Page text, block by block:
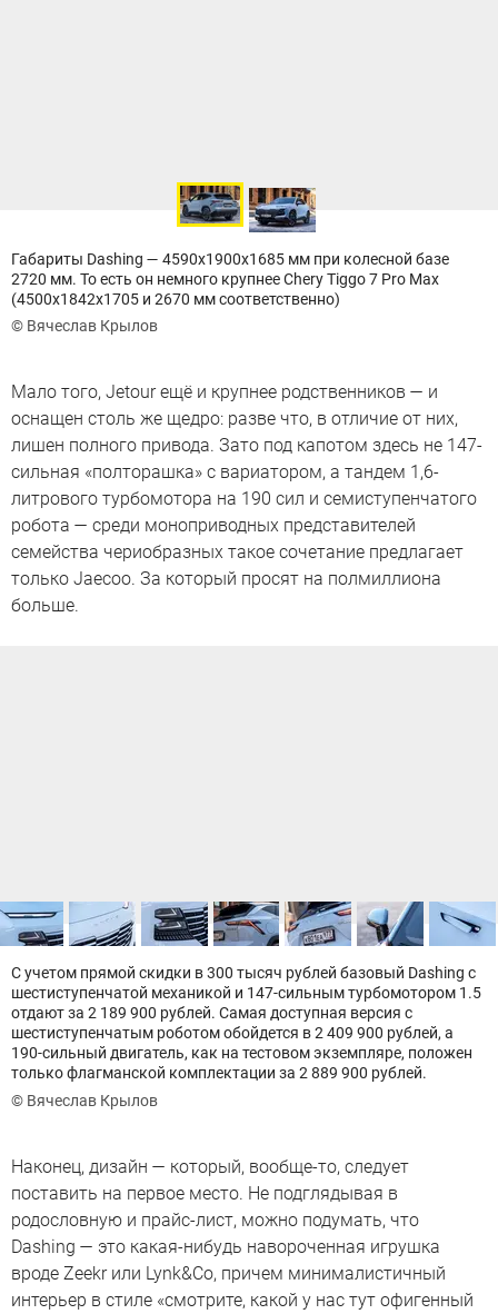
Габариты Dashing — 4590x1900x1685 мм при колесной базе
2720 мм. То есть он немного крупнее Chery Tiggo 7 Pro Max
(4500x1842x1705 и 2670 мм соответственно)
© Вячеслав Крылов
Мало того, Jetour ещё и крупнее родственников — и
оснащен столь же щедро: разве что, в отличие от них,
лишен полного привода. Зато под капотом здесь не 147-
сильная «полторашка» с вариатором, а тандем 1,6-
литрового турбомотора на 190 сил и семиступенчатого
робота — среди моноприводных представителей
семейства чериобразных такое сочетание предлагает
только Jaecoo. За который просят на полмиллиона
больше.
С учетом прямой скидки в 300 тысяч рублей базовый Dashing с
шестиступенчатой механикой и 147-сильным турбомотором 1.5
отдают за 2 189 900 рублей. Самая доступная версия с
шестиступенчатым роботом обойдется в 2 409 900 рублей, а
190-сильный двигатель, как на тестовом экземпляре, положен
только флагманской комплектации за 2 889 900 рублей.
© Вячеслав Крылов
Наконец, дизайн — который, вообще-то, следует
поставить на первое место. Не подглядывая в
родословную и прайс-лист, можно подумать, что
Dashing — это какая-нибудь навороченная игрушка
вроде Zeekr или Lynk&Co, причем минималистичный
интерьер в стиле «смотрите, какой у нас тут офигенный